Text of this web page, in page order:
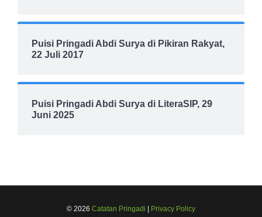
Puisi Pringadi Abdi Surya di Pikiran Rakyat,
22 Juli 2017
Puisi Pringadi Abdi Surya di LiteraSIP, 29
Juni 2025
© 2026 Catatan Pringadi | Privacy Policy